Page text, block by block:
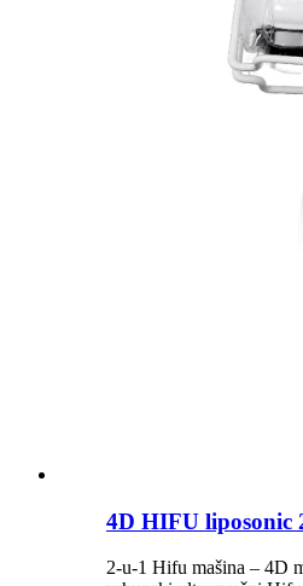
4D HIFU liposonic
2-u-1 Hifu mašina – 4D